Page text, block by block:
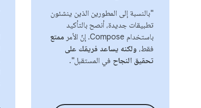
"بالنسبة إلى المطورين الذين ينشئون
تطبيقات جديدة، أنصح بالتأكيد
باستخدام Compose. إنّ الأمر
ممتع
فقط، ولكنه يساعد فريقك على
تحقيق النجاح في المستقبل".